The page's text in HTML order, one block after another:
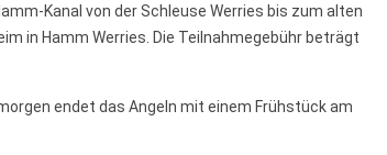
Kanal von der Schleuse Werries bis zum alten
in Hamm Werries. Die Teilnahmegebühr beträgt
endet das Angeln mit einem Frühstück am